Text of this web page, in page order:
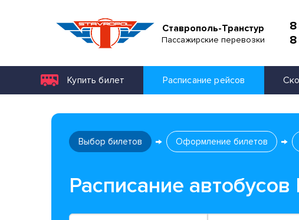
Ставрополь-Транстур
Пассажирские перевозки
Купить билет Расписание рейсов
Выбор билетов Оформление билетов
Расписание